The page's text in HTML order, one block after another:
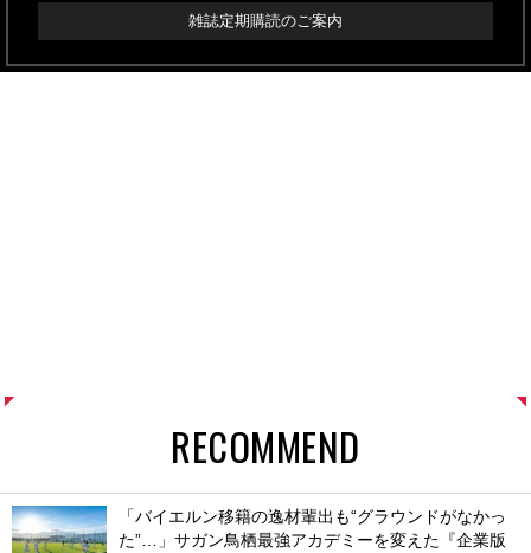
雑誌定期購読のご案内
RECOMMEND
「バイエルン移籍の逸材輩出も“グラウンドがなかっ
た”…」サガン鳥栖最強アカデミーを変えた『企業版